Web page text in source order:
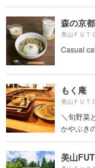
森の京
美山ＦＵＴ
Casual
もく庵
美山ＦＵＴ
＼旬野菜
かやぶき
美山